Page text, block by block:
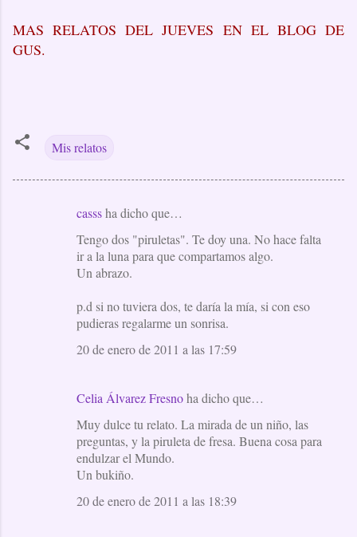
MAS RELATOS DEL JUEVES EN EL BLOG DE
GUS.
Mis relatos
casssha dicho que…
Tengo dos "piruletas". Te doy una. No hace falta
ir a la luna para que compartamos algo.
Un abrazo.
p.d si no tuviera dos, te daría la mía, si con eso
pudieras regalarme un sonrisa.
20 de enero de 2011 a las 17:59
Celia Álvarez Fresnoha dicho que…
Muy dulce tu relato. La mirada de un niño, las
preguntas, y la piruleta de fresa. Buena cosa para
endulzar el Mundo.
Un bukiño.
20 de enero de 2011 a las 18:39